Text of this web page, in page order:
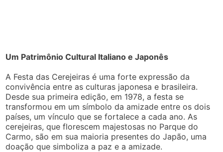
Um Patrimônio Cultural Italiano e Japonês
A Festa das Cerejeiras é uma forte expressão da
convivência entre as culturas japonesa e brasileira.
Desde sua primeira edição, em 1978, a festa se
transformou em um símbolo da amizade entre os dois
países, um vínculo que se fortalece a cada ano. As
cerejeiras, que florescem majestosas no Parque do
Carmo, são em sua maioria presentes do Japão, uma
doação que simboliza a paz e a amizade.